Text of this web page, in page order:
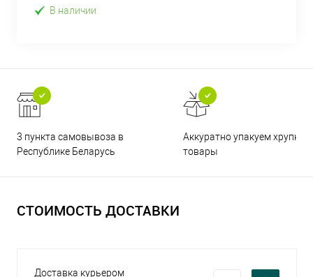
В наличии
3 пункта самовывоза в
Республике Беларусь
Аккуратно упакуем хрупкие
товары
СТОИМОСТЬ ДОСТАВКИ
Доставка курьером